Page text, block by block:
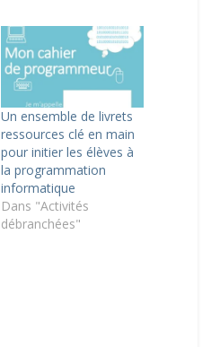
Un ensemble de livrets
ressources clé en main
pour initier les élèves à
la programmation
informatique
Dans "Activités
débranchées"